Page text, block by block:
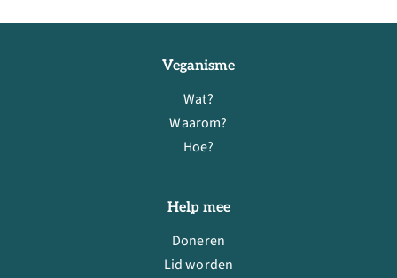
Veganisme
Wat?
Waarom?
Hoe?
Help mee
Doneren
Lid worden